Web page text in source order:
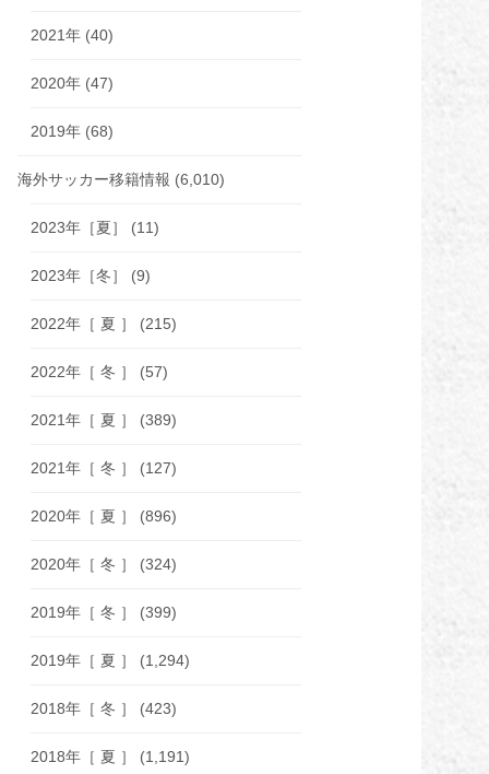
2021年 (40)
2020年 (47)
2019年 (68)
海外サッカー移籍情報 (6,010)
2023年［夏］ (11)
2023年［冬］ (9)
2022年［ 夏 ］ (215)
2022年［ 冬 ］ (57)
2021年［ 夏 ］ (389)
2021年［ 冬 ］ (127)
2020年［ 夏 ］ (896)
2020年［ 冬 ］ (324)
2019年［ 冬 ］ (399)
2019年［ 夏 ］ (1,294)
2018年［ 冬 ］ (423)
2018年［ 夏 ］ (1,191)